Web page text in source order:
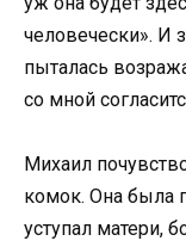
человечески». И
пыталась
со мной
Михаил
комок. Она была
уступал матери,